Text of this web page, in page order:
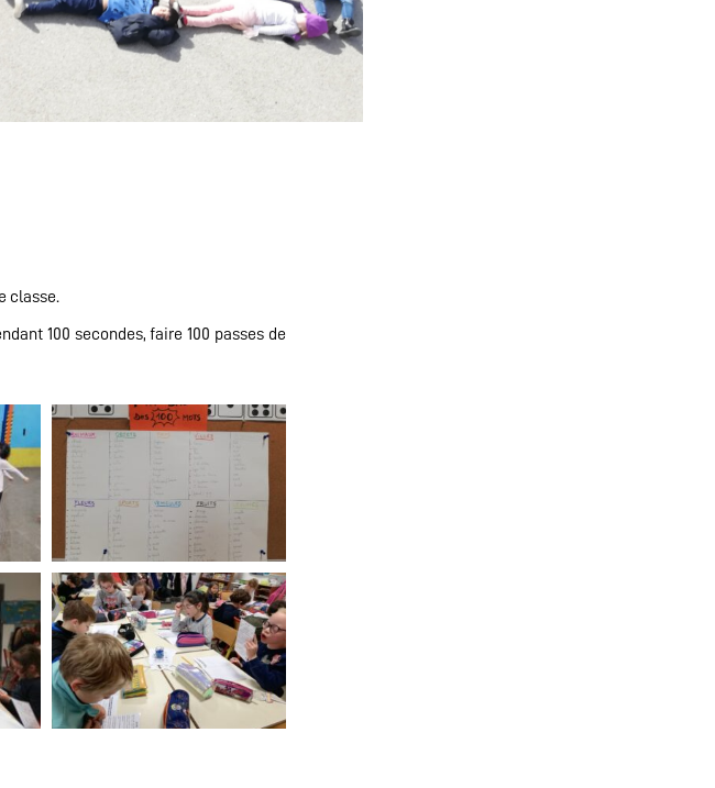
classe.
100 secondes, faire 100 passes de